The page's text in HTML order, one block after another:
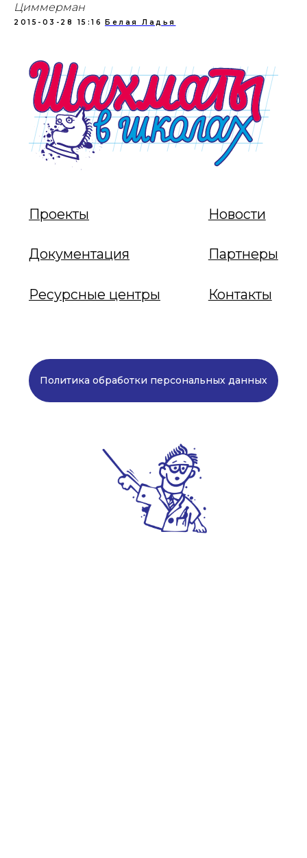
Циммерман
2015-03-28 15:16 Белая Ладья
Ресурсные центры
Политика обработки персональных данных